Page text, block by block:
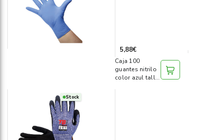
5,88€
Caja 100
guantes nitrilo
color azul talla
Stock